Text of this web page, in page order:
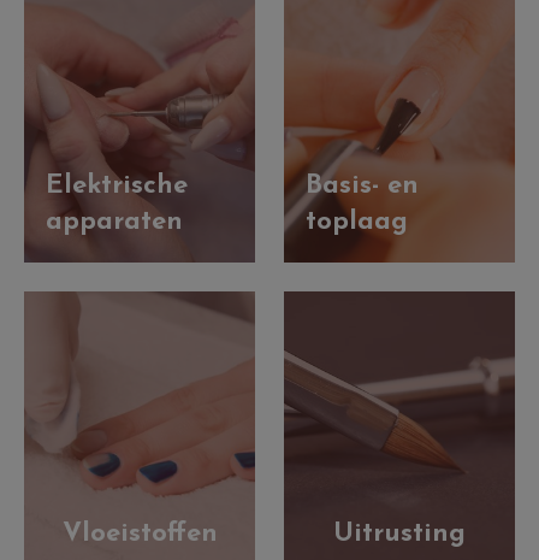
Elektrische
apparaten
Basis- en
toplaag
Vloeistoffen Uitrusting